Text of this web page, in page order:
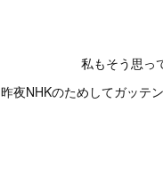
私もそう思っ
昨夜NHKのためしてガッテ